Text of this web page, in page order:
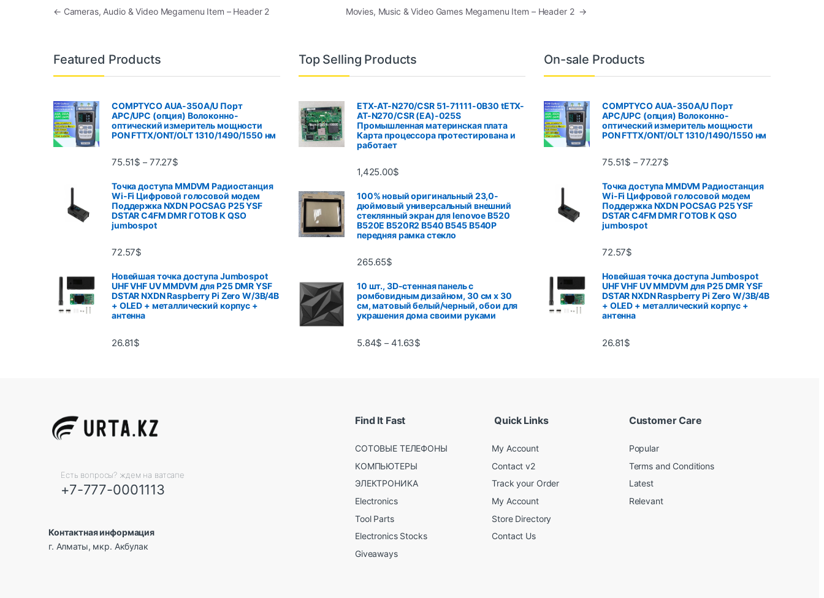
← Cameras, Audio & Video Megamenu Item – Header 2 Movies, Music & Video Games Megamenu Item – Header 2 →
Featured Products
COMPTYCO AUA-350A/U Порт
APC/UPC (опция) Волоконно-
оптический измеритель мощности
PON FTTX/ONT/OLT 1310/1490/1550 нм
75.51$ – 77.27$
Точка доступа MMDVM Радиостанция
Wi-Fi Цифровой голосовой модем
Поддержка NXDN POCSAG P25 YSF
DSTAR C4FM DMR ГОТОВ К QSO
jumbospot
72.57$
Новейшая точка доступа Jumbospot
UHF VHF UV MMDVM для P25 DMR YSF
DSTAR NXDN Raspberry Pi Zero W/3B/4B
+ OLED + металлический корпус +
антенна
26.81$
Top Selling Products
ETX-AT-N270/CSR 51-71111-0B30 tETX-
AT-N270/CSR (EA)-025S
Промышленная материнская плата
Карта процессора протестирована и
работает
1,425.00$
100% новый оригинальный 23,0-
дюймовый универсальный внешний
стеклянный экран для lenovoe B520
B520E B520R2 B540 B545 B540P
передняя рамка стекло
265.65$
10 шт., 3D-стенная панель с
ромбовидным дизайном, 30 см x 30
см, матовый белый/черный, обои для
украшения дома своими руками
5.84$ – 41.63$
On-sale Products
COMPTYCO AUA-350A/U Порт
APC/UPC (опция) Волоконно-
оптический измеритель мощности
PON FTTX/ONT/OLT 1310/1490/1550 нм
75.51$ – 77.27$
Точка доступа MMDVM Радиостанция
Wi-Fi Цифровой голосовой модем
Поддержка NXDN POCSAG P25 YSF
DSTAR C4FM DMR ГОТОВ К QSO
jumbospot
72.57$
Новейшая точка доступа Jumbospot
UHF VHF UV MMDVM для P25 DMR YSF
DSTAR NXDN Raspberry Pi Zero W/3B/4B
+ OLED + металлический корпус +
антенна
26.81$
Есть вопросы? ждем на ватсапе
+7-777-0001113
Контактная информация
г. Алматы, мкр. Акбулак
Find It Fast
СОТОВЫЕ ТЕЛЕФОНЫ
КОМПЬЮТЕРЫ
ЭЛЕКТРОНИКА
Electronics
Tool Parts
Electronics Stocks
Giveaways
Quick Links
My Account
Contact v2
Track your Order
My Account
Store Directory
Contact Us
Customer Care
Popular
Terms and Conditions
Latest
Relevant